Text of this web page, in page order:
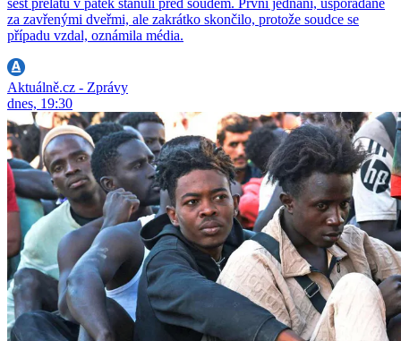
za zavřenými dveřmi, ale zakrátko skončilo, protože soudce se
případu vzdal, oznámila média.
Aktuálně.cz - Zprávy
dnes, 19:30